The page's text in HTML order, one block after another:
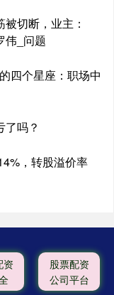
切断，业主：
伟_问题
四个星座：职场中
吗？
，转股溢价率
资
股票配资
公司平台